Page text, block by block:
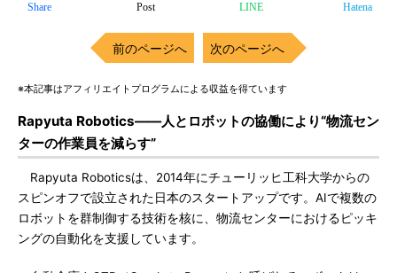
Share Post LINE Hatena
前のページへ 次のページへ
※本記事はアフィリエイトプログラムによる収益を得ています
Rapyuta Robotics――人とロボットの協働により“物流セン
ターの作業員を減らす”
Rapyuta Roboticsは、2014年にチューリッヒ工科大学からの
スピンオフで設立された日本のスタートアップです。AIで複数の
ロボットを群制御する技術を核に、物流センターにおけるピッキ
ングの自動化を支援しています。